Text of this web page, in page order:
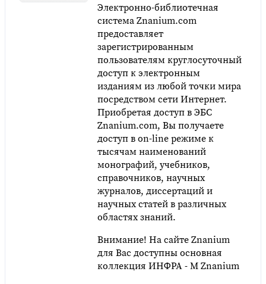
Электронно-библиотечная
система Znanium.com
предоставляет
зарегистрированным
пользователям круглосуточный
доступ к электронным
изданиям из любой точки мира
посредством сети Интернет.
Приобретая доступ в ЭБС
Znanium.com, Вы получаете
доступ в on-line режиме к
тысячам наименований
монографий, учебников,
справочников, научных
журналов, диссертаций и
научных статей в различных
областях знаний.
Внимание! На сайте Znanium
для Вас доступны основная
коллекция ИНФРА - М Znanium